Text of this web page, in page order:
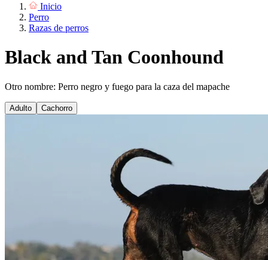
Inicio
Perro
Razas de perros
Black and Tan Coonhound
Otro nombre: Perro negro y fuego para la caza del mapache
Adulto Cachorro